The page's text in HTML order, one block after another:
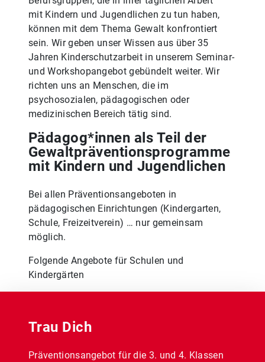
mit Kindern und Jugendlichen zu tun haben,
können mit dem Thema Gewalt konfrontiert
sein. Wir geben unser Wissen aus über 35
Jahren Kinderschutzarbeit in unserem Seminar-
und Workshopangebot gebündelt weiter. Wir
richten uns an Menschen, die im
psychosozialen, pädagogischen oder
medizinischen Bereich tätig sind.
Pädagog*innen als Teil der
Gewaltpräventionsprogramme
mit Kindern und Jugendlichen
Bei allen Präventionsangeboten in
pädagogischen Einrichtungen (Kindergarten,
Schule, Freizeitverein) … nur gemeinsam
möglich.
Folgende Angebote für Schulen und
Kindergärten
Trau Dich
Präventionsangebot für die 3. und 4. Klassen